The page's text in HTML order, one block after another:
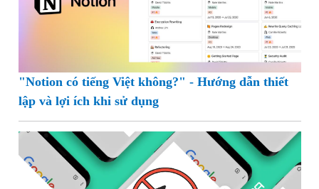
"Notion có tiếng Việt không?" - Hướng dẫn thiết
lập và lợi ích khi sử dụng